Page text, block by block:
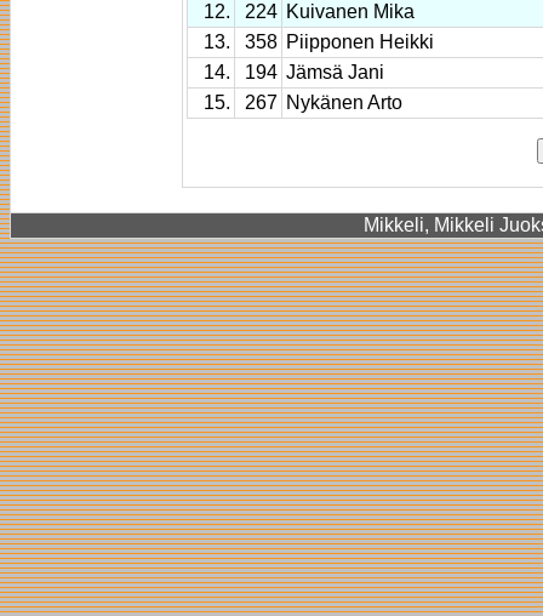
12.
224 Kuivanen Mika
13.
358 Piipponen Heikki
14.
194 Jämsä Jani
15.
267 Nykänen Arto
Mikkeli, Mikkeli